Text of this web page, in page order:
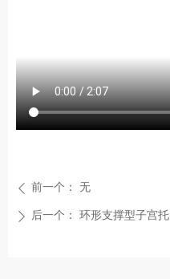
ꄴ 前一个： 无
ꄲ 后一个： 环形支撑型子宫托